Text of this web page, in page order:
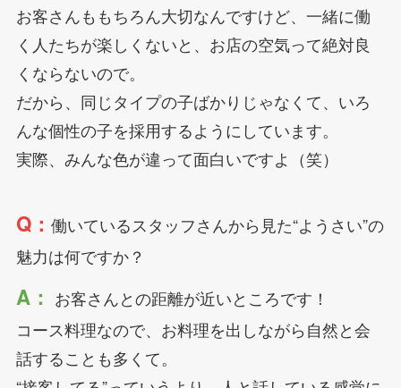
お客さんももちろん大切なんですけど、一緒に働
く人たちが楽しくないと、お店の空気って絶対良
くならないので。
だから、同じタイプの子ばかりじゃなくて、いろ
んな個性の子を採用するようにしています。
実際、みんな色が違って面白いですよ（笑）
Q： 働いているスタッフさんから見た“ようさい”の
魅力は何ですか？
A： お客さんとの距離が近いところです！
コース料理なので、お料理を出しながら自然と会
話することも多くて。